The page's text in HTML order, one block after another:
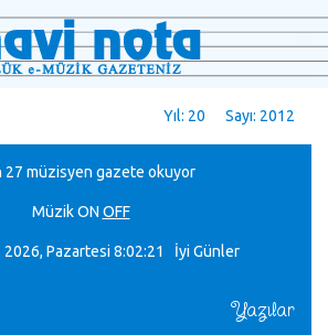
Yıl: 20 Sayı: 2012
27 müzisyen gazete okuyor
MüzikON OFF
Pazartesi 8:02:21 İyi Günler
Yazılar